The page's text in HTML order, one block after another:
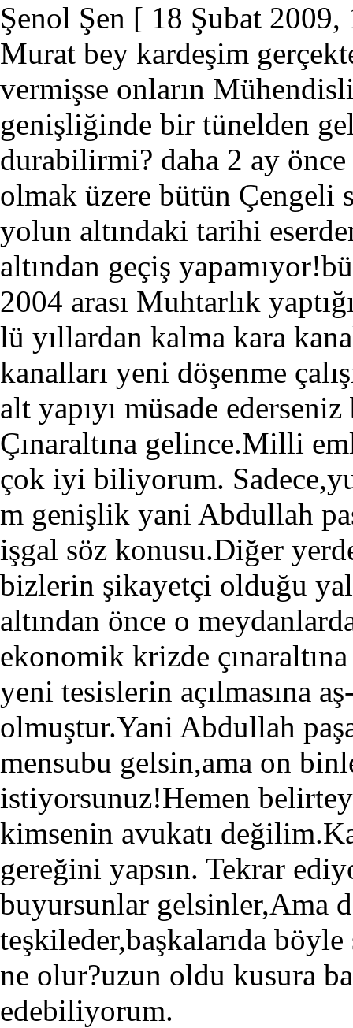
Şenol Şen [ 18 Şubat 2009,
Murat bey kardeşim
vermişse onların
genişliğinde bir tünelden
durabilirmi? daha 2 ay önce
olmak üzere bütün Çengeli
yolun altındaki tarihi
altından geçiş
2004 arası Muhtarlık
lü yıllardan kalma kara
kanalları yeni döşenme
alt yapıyı müsade
Çınaraltına gelince.Milli
çok iyi biliyorum.
m genişlik yani Abdullah
işgal söz konusu.Diğer
bizlerin şikayetçi olduğu
altından önce o
ekonomik krizde
yeni tesislerin açılmasına
olmuştur.Yani Abdullah
mensubu gelsin,ama on
istiyorsunuz!Hemen
kimsenin avukatı
gereğini yapsın. Tekrar
buyursunlar gelsinler,Ama
teşkileder,başkalarıda böyle
ne olur?uzun oldu kusura
edebiliyorum.